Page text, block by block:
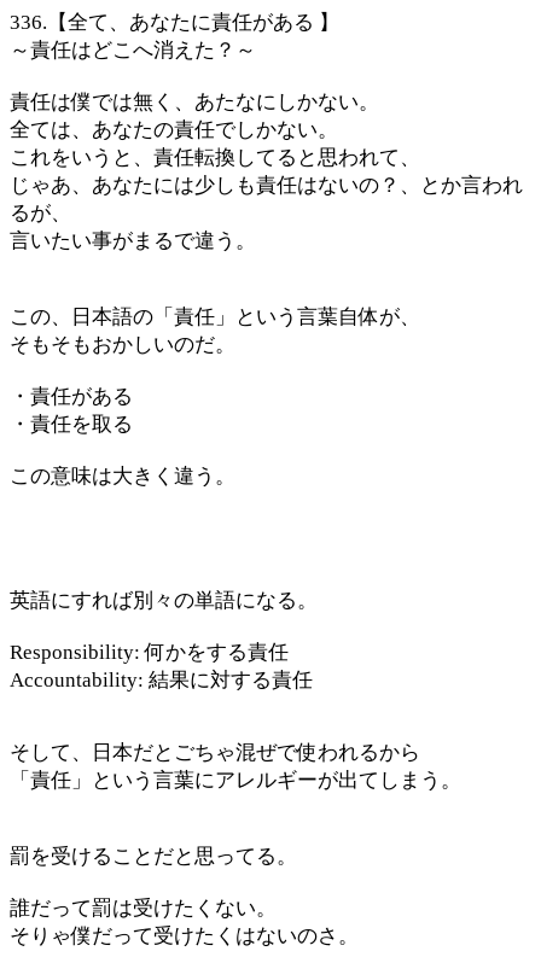
336.【全て、あなたに責任がある 】
～責任はどこへ消えた？～
責任は僕では無く、あたなにしかない。
全ては、あなたの責任でしかない。
これをいうと、責任転換してると思われて、
じゃあ、あなたには少しも責任はないの？、とか言われ
るが、
言いたい事がまるで違う。
この、日本語の「責任」という言葉自体が、
そもそもおかしいのだ。
・責任がある
・責任を取る
この意味は大きく違う。
英語にすれば別々の単語になる。
Responsibility: 何かをする責任
Accountability: 結果に対する責任
そして、日本だとごちゃ混ぜで使われるから
「責任」という言葉にアレルギーが出てしまう。
罰を受けることだと思ってる。
誰だって罰は受けたくない。
そりゃ僕だって受けたくはないのさ。